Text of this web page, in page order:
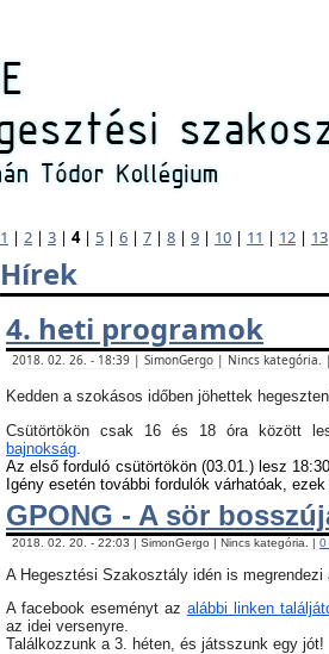
1 | 2 | 3 | 4| 5 | 6 | 7 | 8 | 9 | 10 | 11 | 12 | 13
Hírek
4. heti programok
2018. 02. 26. - 18:39 | SimonGergo | Nincs kategória. |
Kedden a szokásos időben jöhettek
Csütörtökön csak 16 és 18 óra között
bajnokság.
Az első forduló csütörtökön (03.01.) lesz
Igény esetén további fordulók várhatóak,
GPONG - A sör
2018. 02. 20. - 22:03 | SimonGergo | Nincs kategória. | 0
A Hegesztési Szakosztály idén is megrendezi
A facebook eseményt az alábbi linken
az idei versenyre.
Találkozzunk a 3. héten, és játsszunk egy jót!